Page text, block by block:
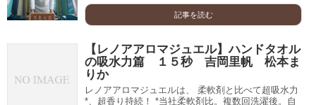
記事を読む
【レノアアロマジュエル】ハンドタオル
の吸水力篇 １５秒 吉岡里帆 松本ま
りか
レノアアロマジュエルは、 柔軟剤と比べて超吸水力
*、超香り持続！ *当社柔軟剤比。複数回洗濯後。自